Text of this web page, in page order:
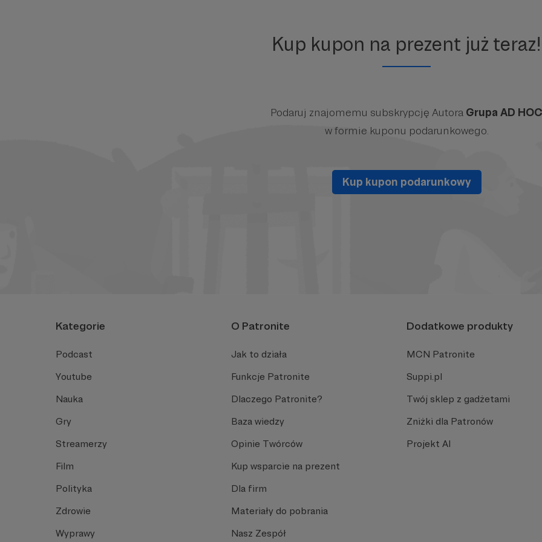
Kup kupon na prezent już teraz!
Podaruj znajomemu subskrypcję Autora Grupa AD HOC
w formie kuponu podarunkowego.
Kup kupon podarunkowy
Kategorie
Podcast
Youtube
Nauka
Gry
Streamerzy
Film
Polityka
Zdrowie
Wyprawy
O Patronite
Jak to działa
Funkcje Patronite
Dlaczego Patronite?
Baza wiedzy
Opinie Twórców
Kup wsparcie na prezent
Dla firm
Materiały do pobrania
Nasz Zespół
Dodatkowe produkty
MCN Patronite
Suppi.pl
Twój sklep z gadżetami
Zniżki dla Patronów
Projekt AI